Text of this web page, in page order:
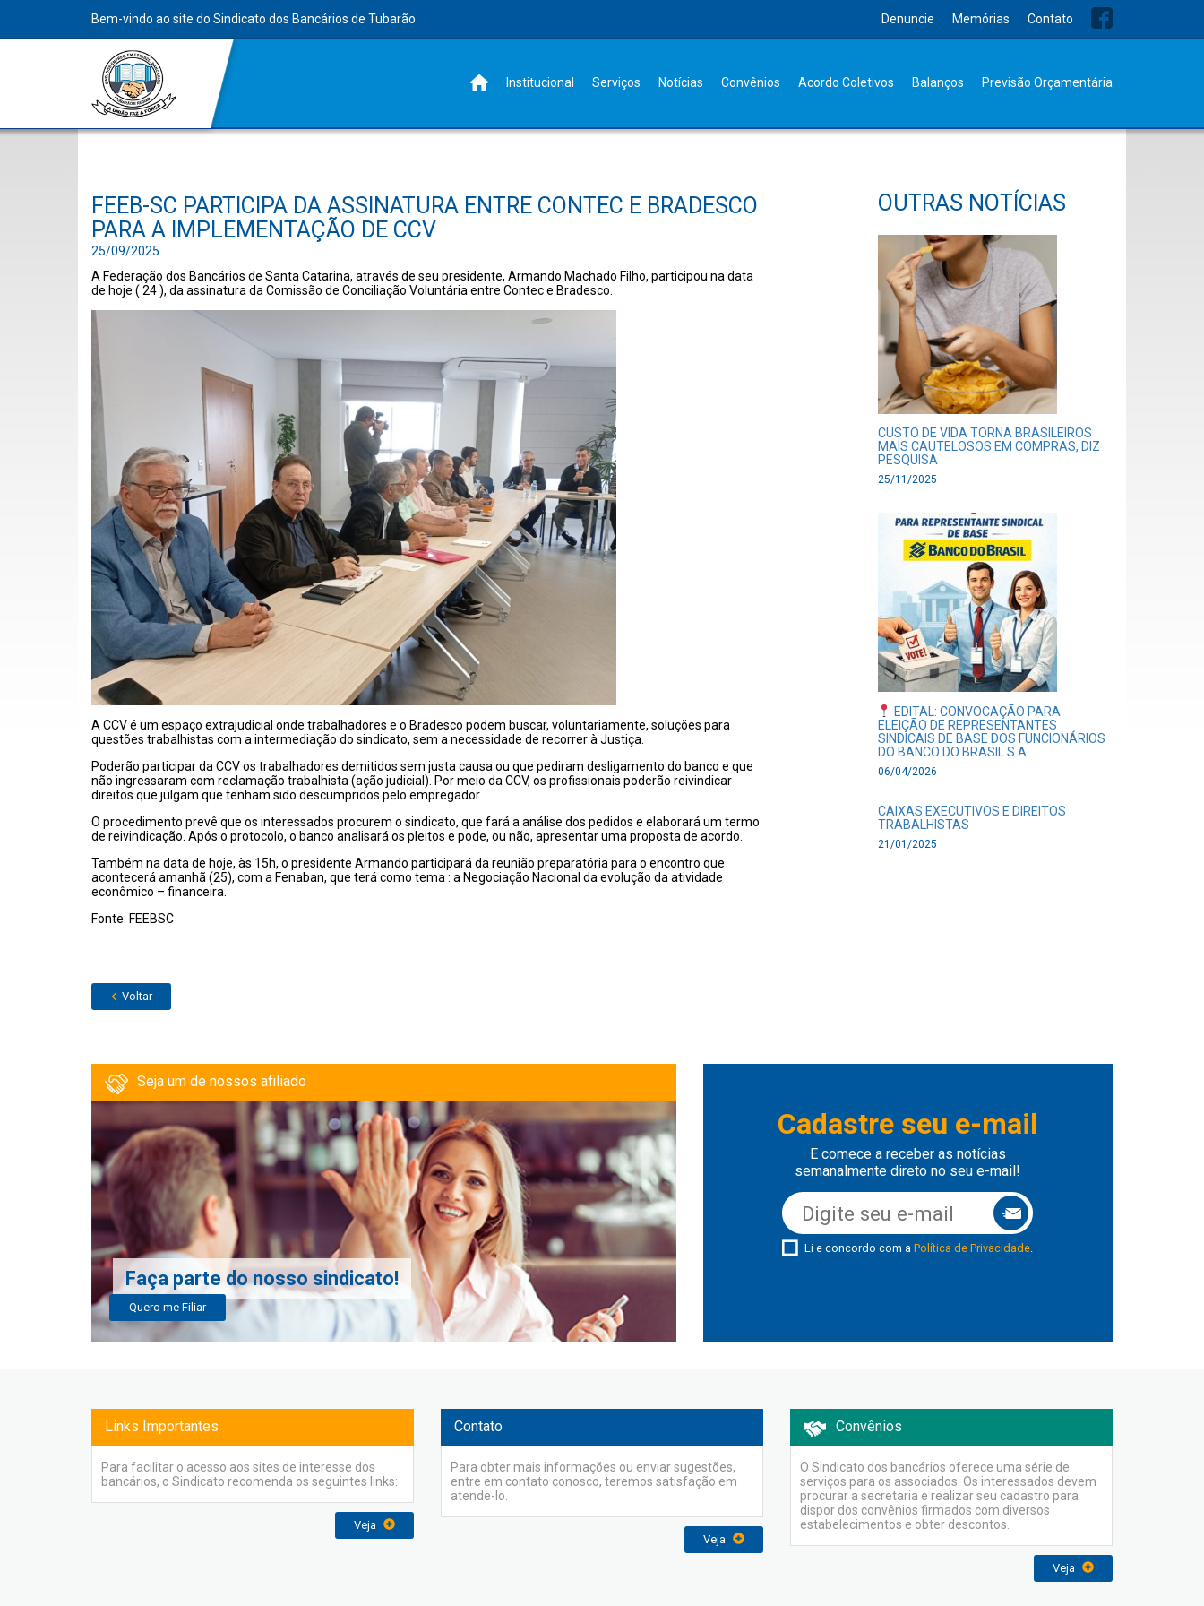
Bem-vindo ao site do Sindicato dos Bancários de Tubarão Denuncie Memórias Contato
Institucional Serviços Notícias Convênios Acordo Coletivos Balanços Previsão Orçamentária
FEEB-SC PARTICIPA DA ASSINATURA ENTRE CONTEC E BRADESCO
PARA A IMPLEMENTAÇÃO DE CCV
25/09/2025
A Federação dos Bancários de Santa Catarina, através de seu presidente, Armando Machado Filho, participou na data
de hoje ( 24 ), da assinatura da Comissão de Conciliação Voluntária entre Contec e Bradesco.
A CCV é um espaço extrajudicial onde trabalhadores e o Bradesco podem buscar, voluntariamente, soluções para
questões trabalhistas com a intermediação do sindicato, sem a necessidade de recorrer à Justiça.
Poderão participar da CCV os trabalhadores demitidos sem justa causa ou que pediram desligamento do banco e que
não ingressaram com reclamação trabalhista (ação judicial). Por meio da CCV, os profissionais poderão reivindicar
direitos que julgam que tenham sido descumpridos pelo empregador.
O procedimento prevê que os interessados procurem o sindicato, que fará a análise dos pedidos e elaborará um termo
de reivindicação. Após o protocolo, o banco analisará os pleitos e pode, ou não, apresentar uma proposta de acordo.
Também na data de hoje, às 15h, o presidente Armando participará da reunião preparatória para o encontro que
acontecerá amanhã (25), com a Fenaban, que terá como tema : a Negociação Nacional da evolução da atividade
econômico – financeira.
Fonte: FEEBSC
Voltar
OUTRAS NOTÍCIAS
CUSTO DE VIDA TORNA BRASILEIROS
MAIS CAUTELOSOS EM COMPRAS, DIZ
PESQUISA
25/11/2025
EDITAL: CONVOCAÇÃO PARA
ELEIÇÃO DE REPRESENTANTES
SINDICAIS DE BASE DOS FUNCIONÁRIOS
DO BANCO DO BRASIL S.A.
06/04/2026
CAIXAS EXECUTIVOS E DIREITOS
TRABALHISTAS
21/01/2025
Seja um de nossos afiliado
Faça parte do nosso sindicato!
Quero me Filiar
Cadastre seu e-mail
E comece a receber as notícias
semanalmente direto no seu e-mail!
Li e concordo com aPolítica de Privacidade.
Links Importantes
Para facilitar o acesso aos sites de interesse dos
bancários, o Sindicato recomenda os seguintes links:
Veja
Contato
Para obter mais informações ou enviar sugestões,
entre em contato conosco, teremos satisfação em
atende-lo.
Veja
Convênios
O Sindicato dos bancários oferece uma série de
serviços para os associados. Os interessados devem
procurar a secretaria e realizar seu cadastro para
dispor dos convênios firmados com diversos
estabelecimentos e obter descontos.
Veja